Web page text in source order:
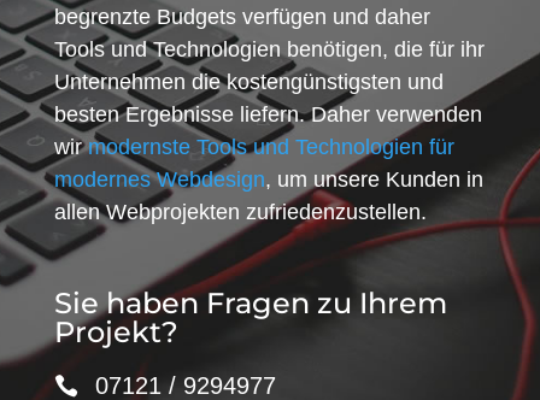
begrenzte Budgets verfügen und daher
Tools und Technologien benötigen, die für ihr
Unternehmen die kostengünstigsten und
besten Ergebnisse liefern. Daher verwenden
wirmodernste Tools und Technologien für
modernes Webdesign, um unsere Kunden in
allen Webprojekten zufriedenzustellen.
Sie haben Fragen zu Ihrem
Projekt?
07121 / 9294977